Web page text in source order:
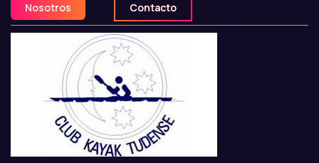
Nosotros Contacto